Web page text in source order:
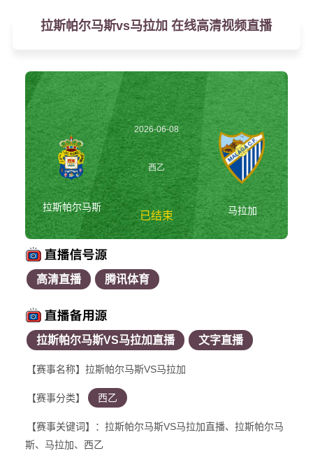
拉斯帕尔马斯vs马拉加 在线高清视频直播
拉斯帕尔马斯
2026-06-08
03:00:00
西乙
已结束 马拉加
高清直播 腾讯体育
拉斯帕尔马斯VS马拉加直播 文字直播
【赛事名称】拉斯帕尔马斯VS马拉加
【赛事分类】 西乙
【赛事关键词】：拉斯帕尔马斯VS马拉加直播、拉斯帕尔马
斯、马拉加、西乙